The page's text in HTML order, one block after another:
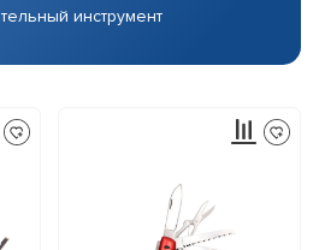
инструмент